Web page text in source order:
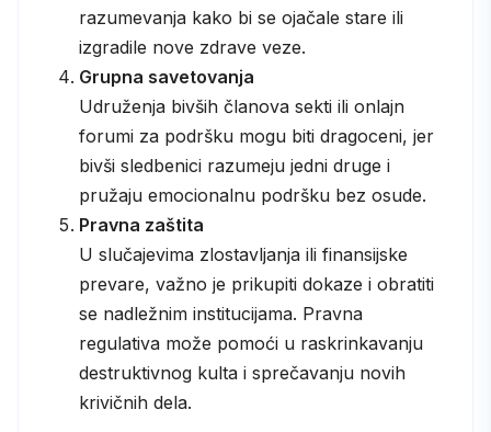
razumevanja kako bi se ojačale stare ili
izgradile nove zdrave veze.
Grupna savetovanja
Udruženja bivših članova sekti ili onlajn
forumi za podršku mogu biti dragoceni, jer
bivši sledbenici razumeju jedni druge i
pružaju emocionalnu podršku bez osude.
Pravna zaštita
U slučajevima zlostavljanja ili finansijske
prevare, važno je prikupiti dokaze i obratiti
se nadležnim institucijama. Pravna
regulativa može pomoći u raskrinkavanju
destruktivnog kulta i sprečavanju novih
krivičnih dela.